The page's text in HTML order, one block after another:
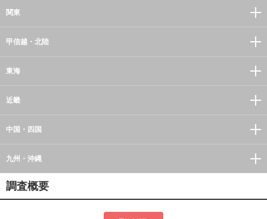
関東
甲信越・北陸
東海
近畿
中国・四国
九州・沖縄
調査概要